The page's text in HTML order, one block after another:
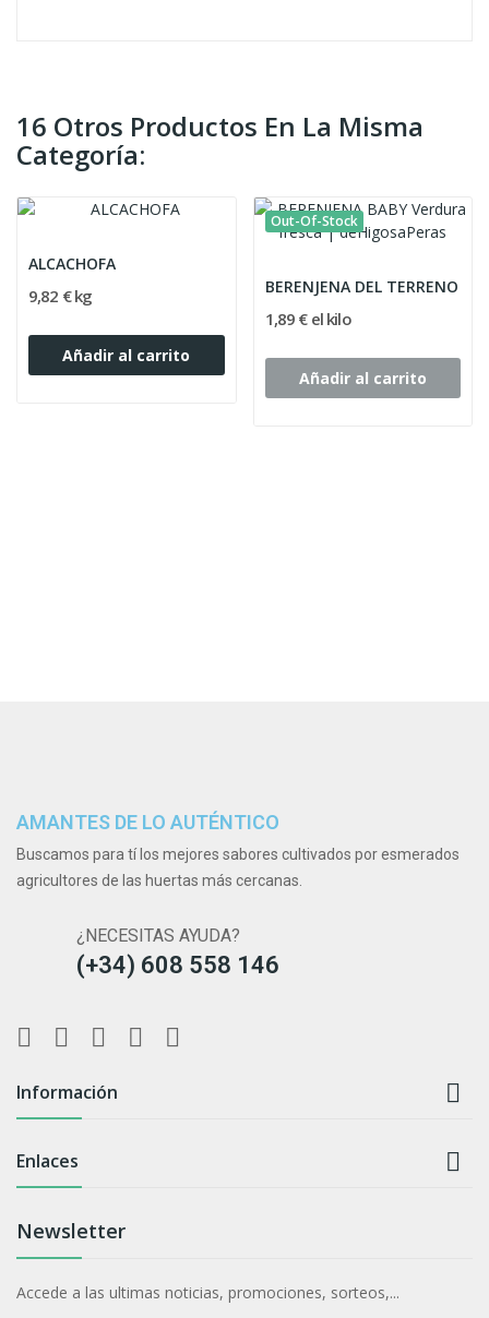
16 Otros Productos En La Misma
Categoría:
ALCACHOFA
9,82 € kg
Añadir al carrito
Out-Of-Stock
BERENJENA DEL TERRENO
1,89 € el kilo
Añadir al carrito
AMANTES DE LO AUTÉNTICO
Buscamos para tí los mejores sabores cultivados por esmerados
agricultores de las huertas más cercanas.
¿NECESITAS AYUDA?
(+34) 608 558 146
Información 
Enlaces 
Newsletter
Accede a las ultimas noticias, promociones, sorteos,...